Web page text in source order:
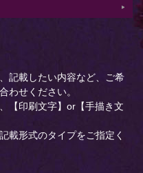
記載したい内容など、ご希
わせください。
【印刷文字】or【手描き文
載形式のタイプをご指定く